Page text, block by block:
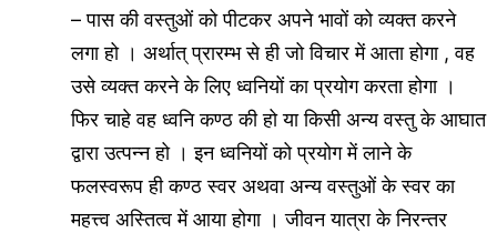
– पास की वस्तुओं को पीटकर अपने भावों को व्यक्त करने
लगा हो । अर्थात् प्रारम्भ से ही जो विचार में आता होगा , वह
उसे व्यक्त करने के लिए ध्वनियों का प्रयोग करता होगा ।
फिर चाहे वह ध्वनि कण्ठ की हो या किसी अन्य वस्तु के आघात
द्वारा उत्पन्न हो । इन ध्वनियों को प्रयोग में लाने के
फलस्वरूप ही कण्ठ स्वर अथवा अन्य वस्तुओं के स्वर का
महत्त्व अस्तित्व में आया होगा । जीवन यात्रा के निरन्तर